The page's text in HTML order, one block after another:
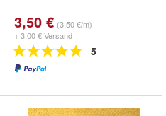
3,50 € (3,50 €/m)
+ 3,00 € Versand
5